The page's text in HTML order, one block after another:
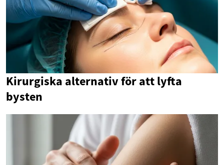
Kirurgiska alternativ för att lyfta
bysten